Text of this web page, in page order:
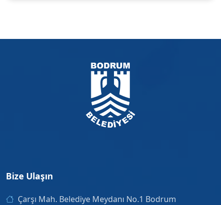
Bize Ulaşın
Çarşı Mah. Belediye Meydanı No.1 Bodrum